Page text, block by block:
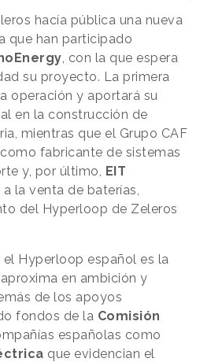
hacía pública una nueva
que han participado
, con la que espera
su proyecto. La primera
operación y aportará su
en la construcción de
mientras que el Grupo CAF
fabricante de sistemas
y, por último, EIT
a la venta de baterías,
del Hyperloop de Zeleros
Hyperloop español es la
en ambición y
de los apoyos
fondos de la Comisión
españolas como
que evidencian el